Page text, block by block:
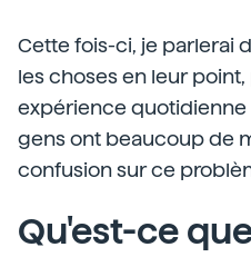
Cette fois-ci, je parlerai
les choses en leur
expérience quotidienne
gens ont beaucoup de
confusion sur ce
Qu'est-ce